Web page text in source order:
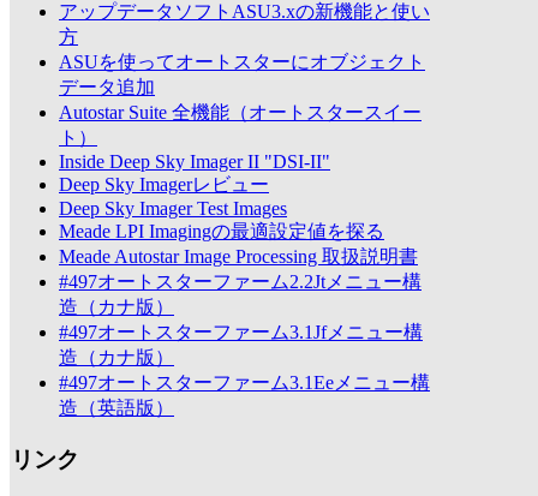
アップデータソフトASU3.xの新機能と使い
方
ASUを使ってオートスターにオブジェクト
データ追加
Autostar Suite 全機能（オートスタースイー
ト）
Inside Deep Sky Imager II "DSI-II"
Deep Sky Imagerレビュー
Deep Sky Imager Test Images
Meade LPI Imagingの最適設定値を探る
Meade Autostar Image Processing 取扱説明書
#497オートスターファーム2.2Jtメニュー構
造（カナ版）
#497オートスターファーム3.1Jfメニュー構
造（カナ版）
#497オートスターファーム3.1Eeメニュー構
造（英語版）
リンク